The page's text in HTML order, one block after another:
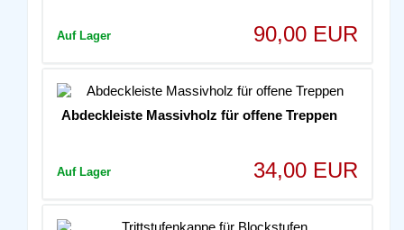
Auf Lager 90,00 EUR
Abdeckleiste Massivholz für offene Treppen
Auf Lager 34,00 EUR